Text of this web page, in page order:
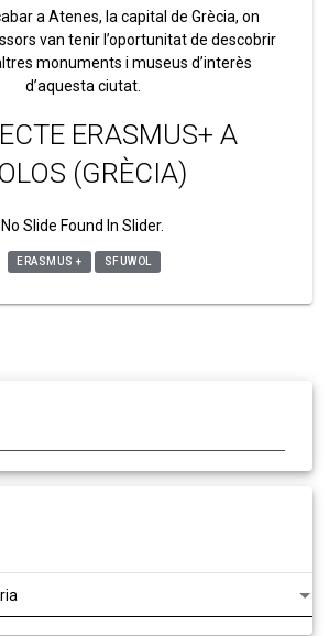
a Atenes, la capital de Grècia, on
van tenir l’oportunitat de descobrir
monuments i museus d’interès
d’aquesta ciutat.
ERASMUS+ A
(GRÈCIA)
No Slide Found In Slider.
ERASMUS + SFUWOL